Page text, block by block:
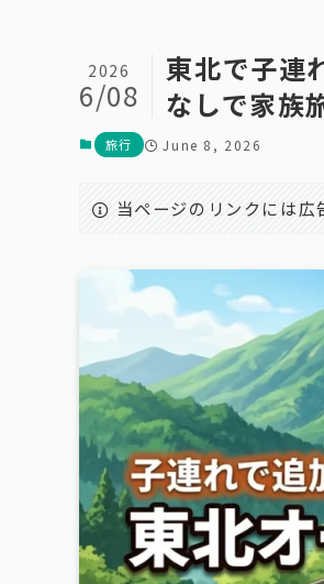
東北で子連
なしで家族
2026
6/08
旅行 June 8, 2026
当ページのリンクには広